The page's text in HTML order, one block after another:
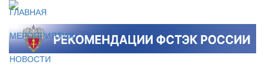
ГЛАВНАЯ
МЕРОПРИЯТИЯ
НОВОСТИ